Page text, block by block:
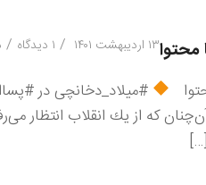
محتوا۱۳ اردیبهشت ۱۴۰۱ / ۱ دیدگاه /
#میلاد_دخانچی در
كه از یك انقلاب انتظار